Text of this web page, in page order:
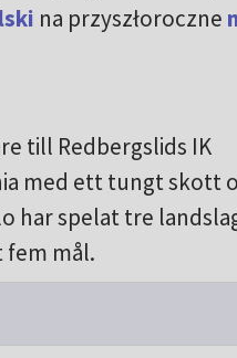
na przyszłoroczne
till Redbergslids IK
med ett tungt skott
har spelat tre
mål.